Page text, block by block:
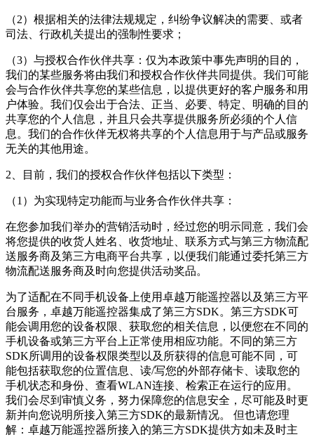
（2）根据相关的法律法规规定，纠纷争议解决的需要、或者
司法、行政机关提出的强制性要求；
（3）与授权合作伙伴共享：仅为本政策中事先声明的目的，
我们的某些服务将由我们和授权合作伙伴共同提供。我们可能
会与合作伙伴共享您的某些信息，以提供更好的客户服务和用
户体验。我们仅会出于合法、正当、必要、特定、明确的目的
共享您的个人信息，并且只会共享提供服务所必须的个人信
息。我们的合作伙伴无权将共享的个人信息用于与产品或服务
无关的其他用途。
2、目前，我们的授权合作伙伴包括以下类型：
（1）为实现特定功能而与业务合作伙伴共享：
在您参加我们举办的营销活动时，经过您的明示同意，我们会
将您提供的收货人姓名、收货地址、联系方式与第三方物流配
送服务商及第三方电商平台共享，以便我们能通过委托第三方
物流配送服务商及时向您提供活动奖品。
为了适配在不同手机设备上使用卓越万能遥控器以及第三方平
台服务，卓越万能遥控器集成了第三方SDK。第三方SDK可
能会调用您的设备权限、获取您的相关信息，以便您在不同的
手机设备或第三方平台上正常使用相应功能。不同的第三方
SDK所调用的设备权限类型以及所获得的信息可能不同，可
能包括获取您的位置信息、读/写您的外部存储卡、读取您的
手机状态和身份、查看WLAN连接、检索正在运行的应用。
我们会尽到审慎义务，努力保障您的信息安全，尽可能及时更
新并向您说明所接入第三方SDK的最新情况。 但也请您理
解：卓越万能遥控器所接入的第三方SDK提供方如未及时主